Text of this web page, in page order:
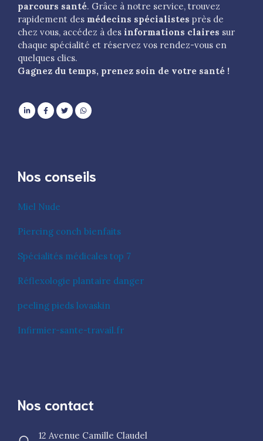
parcours santé. Grâce à notre service, trouvez
rapidement des médecins spécialistes près de
chez vous, accédez à des informations claires sur
chaque spécialité et réservez vos rendez-vous en
quelques clics.
Gagnez du temps, prenez soin de votre santé !
Nos conseils
Miel Nude
Piercing conch bienfaits
Spécialités médicales top 7
Réflexologie plantaire danger
peeling pieds lovaskin
Infirmier-sante-travail.fr
Nos contact
12 Avenue Camille Claudel